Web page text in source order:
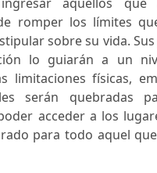
romper los límites
sobre su vida.
lo guiarán a un
limitaciones físicas,
serán quebradas
acceder a los
para todo aquel